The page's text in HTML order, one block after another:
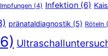
Impfungen (4) Infektion (6)
pränataldiagnostik (5) Röteln